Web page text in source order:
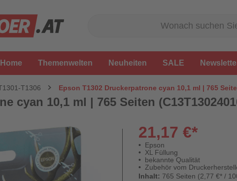
Home Themenwelten Neuheiten SALE
T1306 Epson T1302 Druckerpatrone cyan 10,1 ml | 765
cyan 10,1 ml | 765 Seiten
21,17 €*
Epson
XL Füllung
bekannte Qualität
Zubehör vom
Inhalt: 765 Seiten (2,77 €* /